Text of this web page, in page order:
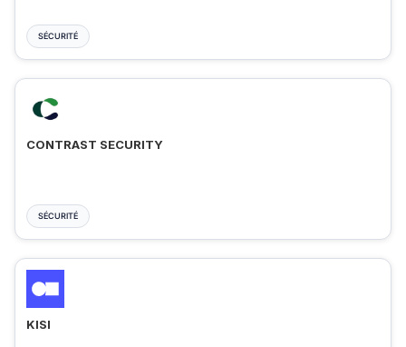
SÉCURITÉ
CONTRAST SECURITY
SÉCURITÉ
KISI